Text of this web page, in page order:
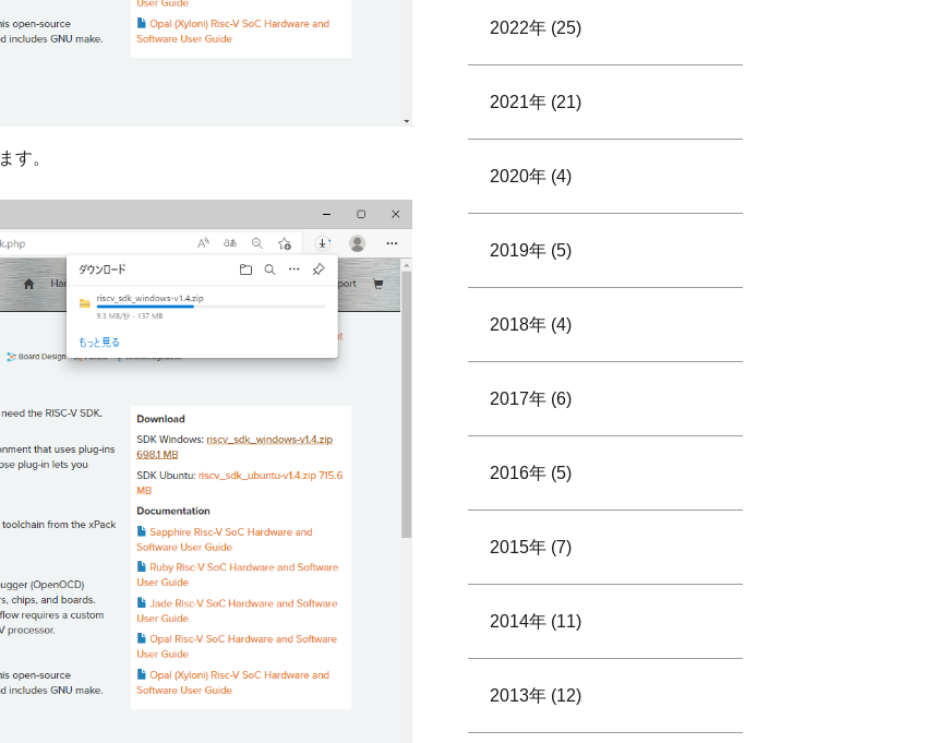
す。
2022年 (25)
2021年 (21)
2020年 (4)
2019年 (5)
2018年 (4)
2017年 (6)
2016年 (5)
2015年 (7)
2014年 (11)
2013年 (12)